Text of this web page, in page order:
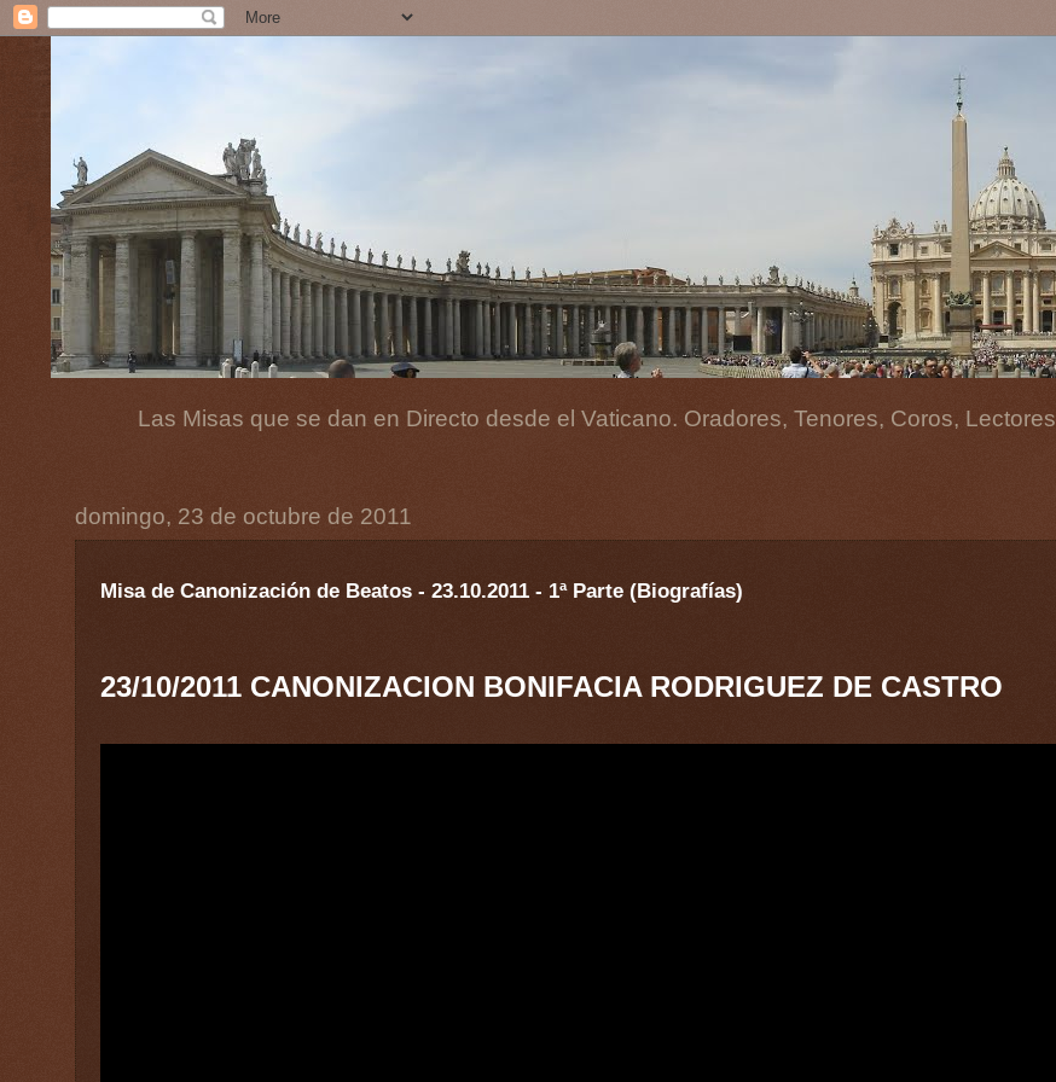
Las Misas que se dan en Directo desde el Vaticano. Oradores, Tenores, Coros, Lectores
domingo, 23 de octubre de 2011
Misa de Canonización de Beatos - 23.10.2011 - 1ª Parte (Biografías)
23/10/2011 CANONIZACION BONIFACIA RODRIGUEZ DE CASTRO